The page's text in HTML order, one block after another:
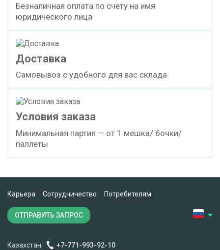
Смола эпоксидная марки D.E.R. 667-20
мешок (25 кг)
ПОД ЗАКАЗ
бочка (220 кг) cкачать TDS
ПОД ЗАКАЗ
Смола эпоксидная D.E.N. 438
Безналичная оплата по счету на имя
юридического лица
Доставка
Самовывоз с удобного для вас склада
Условия заказа
Минимальная партия — от 1 мешка/ бочки/
паллеты
Карьера Сотрудничество Потребителям
ОТПРАВИТЬ ЗАПРОС
Казахстан: +7-771-993-92-10